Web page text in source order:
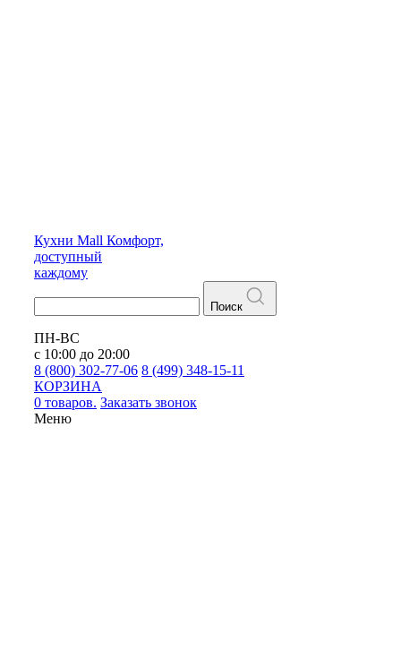
Кухни Mall Комфорт,
доступный
каждому
Поиск
ПН-ВС
с 10:00 до 20:00
8 (800) 302-77-06 8 (499) 348-15-11
КОРЗИНА
0 товаров. Заказать звонок
Меню